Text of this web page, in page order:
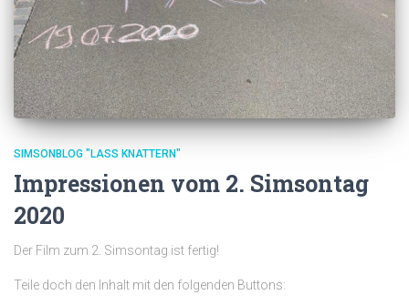
SIMSONBLOG "LASS KNATTERN"
Impressionen vom 2. Simsontag
2020
Der Film zum 2. Simsontag ist fertig!
Teile doch den Inhalt mit den folgenden Buttons: